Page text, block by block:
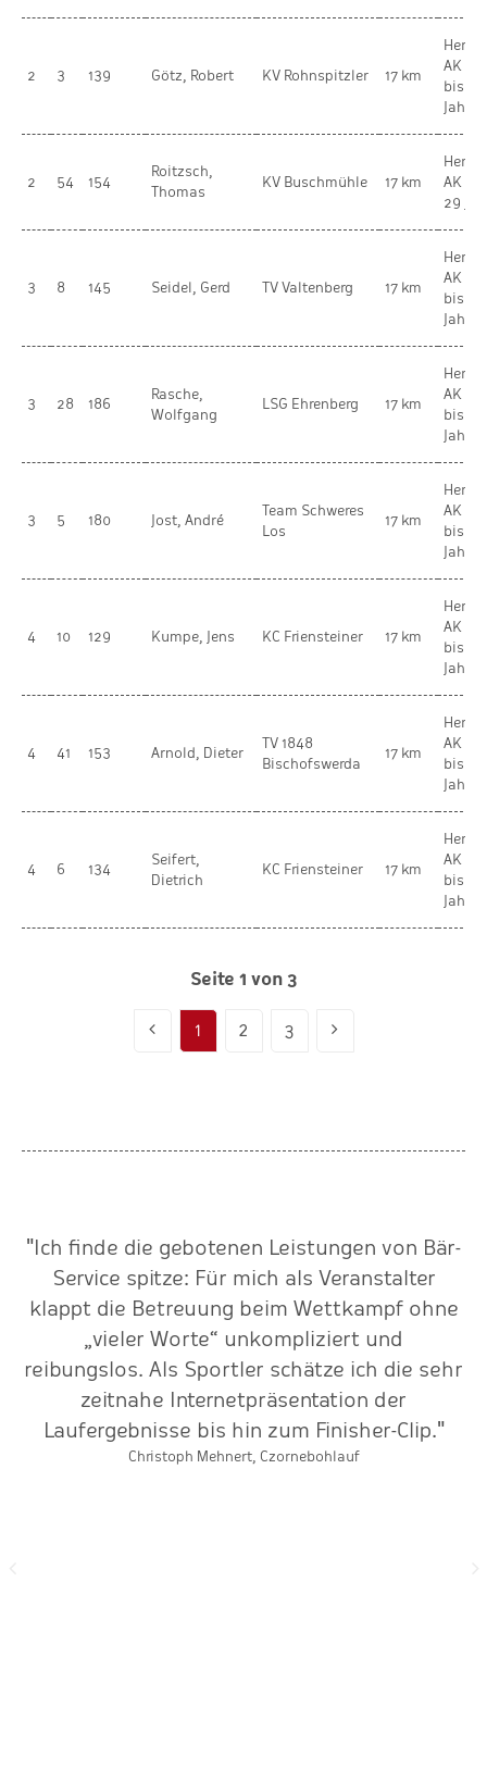
2 3 139 Götz, Robert KV Rohnspitzler 17 km
Herren
AK 2
bis 39
Jahre
2 54 154
Roitzsch,
Thomas
KV Buschmühle 17 km
Herren
AK 1
29
3 8 145 Seidel, Gerd TV Valtenberg 17 km
Herren
AK 3
bis 49
Jahre
3 28 186
Rasche,
Wolfgang
LSG Ehrenberg 17 km
Herren
AK 4
bis 59
Jahre
3 5 180 Jost, André
Team Schweres
Los
17 km
Herren
AK 2
bis 39
Jahre
4 10 129 Kumpe, Jens KC Friensteiner 17 km
Herren
AK 3
bis 49
Jahre
4 41 153 Arnold, Dieter
TV 1848
Bischofswerda
17 km
Herren
AK 4
bis 59
Jahre
4 6 134
Seifert,
Dietrich
KC Friensteiner 17 km
Herren
AK 2
bis 39
Jahre
Seite 1 von 3
1 2 3
"Ich finde die gebotenen Leistungen von Bär-
Service spitze: Für mich als Veranstalter
klappt die Betreuung beim Wettkampf ohne
„vieler Worte“ unkompliziert und
reibungslos. Als Sportler schätze ich die sehr
zeitnahe Internetpräsentation der
Laufergebnisse bis hin zum Finisher-Clip."
Christoph Mehnert, Czornebohlauf